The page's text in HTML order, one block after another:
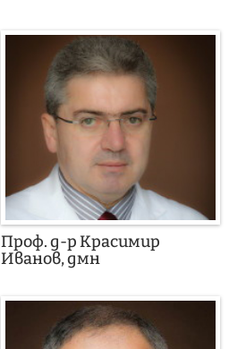
Проф. д-р Красимир
Иванов, дмн